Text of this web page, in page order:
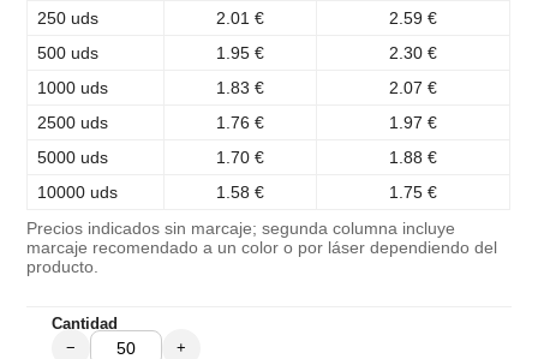
250 uds
2.01 €
2.59 €
500 uds
1.95 €
2.30 €
1000 uds
1.83 €
2.07 €
2500 uds
1.76 €
1.97 €
5000 uds
1.70 €
1.88 €
10000 uds
1.58 € 1.75 €
Precios indicados sin marcaje; segunda columna incluye
marcaje recomendado a un color o por láser dependiendo del
producto.
Cantidad
− +